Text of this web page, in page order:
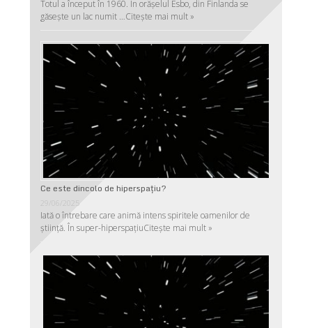
Totul a început în 1960. În orășelul Esbo, din Finlanda se
găsește un lac numit …Citește mai mult »
Ce este dincolo de hiperspaţiu?
29/06/2025
Iată o întrebare care animă intens spiritele oamenilor de
ştiinţă. În super-hiperspaţiuCitește mai mult »